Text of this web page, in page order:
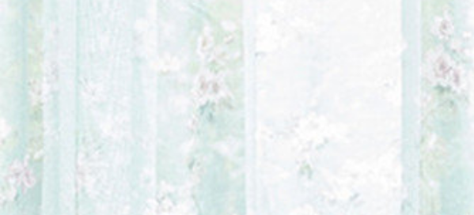
カーテン>場所で選ぶ > ダ
カーテン
>デザインテイスト
カーテン> 素材 > ポリエス